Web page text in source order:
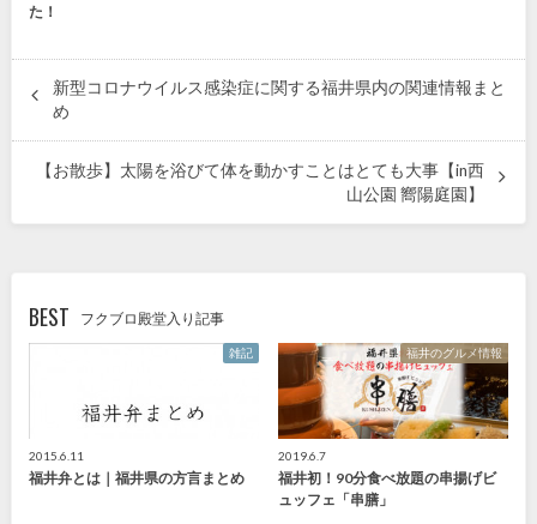
た！
新型コロナウイルス感染症に関する福井県内の関連情報まと
め
【お散歩】太陽を浴びて体を動かすことはとても大事【in西
山公園 嚮陽庭園】
BEST フクブロ殿堂入り記事
雑記
2015.6.11
福井弁とは｜福井県の方言まとめ
福井のグルメ情報
2019.6.7
福井初！90分食べ放題の串揚げビ
ュッフェ「串膳」